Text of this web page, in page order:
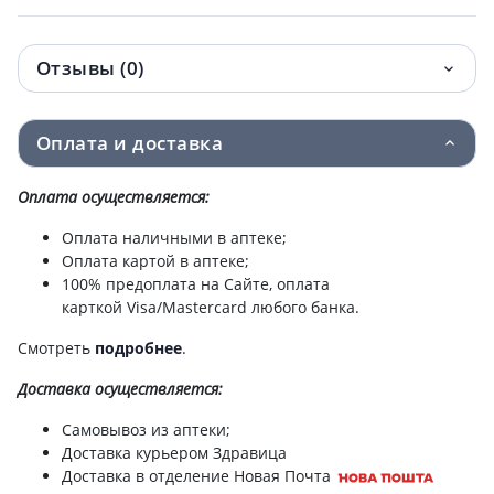
Avene (Авен) сикальфат крем д/рук защит
обновл 100мл 205918
383.10 грн.
Avene (Авен) колд крем д/сухой чувств
кожи 40мл 532510
403.20 грн.
Avene вода термальная 300мл 537431
Avene сикальфат плюс крем 100мл
Avene клинанс гель очищ 200мл
Avene толеранс лосьон деликат очищ
200мл 238309
Avene (Авен) гидранс оптималь uv рич
крем д/сухой/очень сухой/чувст кожи
Отзывы (0)
Оплата и доставка
Оплата осуществляется:
Оплата наличными в аптеке;
Оплата картой в аптеке;
100% предоплата на Сайте, оплата
карткой Visa/Mastercard любого банка.
Смотреть подробнее.
Доставкаосуществляется:
Самовывоз из аптеки;
Доставка курьером Здравица
Доставка в отделение Новая Почта